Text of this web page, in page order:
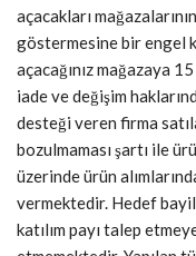
açacakları
göstermesine bir engel
açacağınız mağazaya
iade ve değişim
desteği veren firma
bozulmaması şartı ile
üzerinde ürün
vermektedir. Hedef
katılım payı talep